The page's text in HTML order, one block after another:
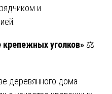
и
уголков» ⚖️
деревянного дома